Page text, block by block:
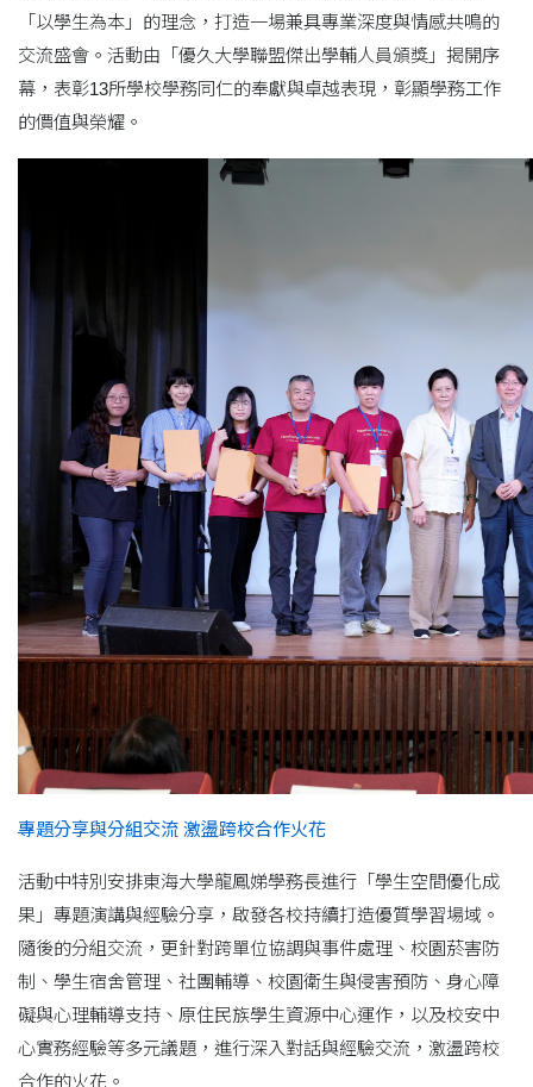
「以學生為本」的理念，打造一場兼具專業深度與情感共鳴的
交流盛會。活動由「優久大學聯盟傑出學輔人員頒獎」揭開序
幕，表彰13所學校學務同仁的奉獻與卓越表現，彰顯學務工作
的價值與榮耀。
專題分享與分組交流 激盪跨校合作火花
活動中特別安排東海大學龍鳳娣學務長進行「學生空間優化成
果」專題演講與經驗分享，啟發各校持續打造優質學習場域。
隨後的分組交流，更針對跨單位協調與事件處理、校園菸害防
制、學生宿舍管理、社團輔導、校園衛生與侵害預防、身心障
礙與心理輔導支持、原住民族學生資源中心運作，以及校安中
心實務經驗等多元議題，進行深入對話與經驗交流，激盪跨校
合作的火花。